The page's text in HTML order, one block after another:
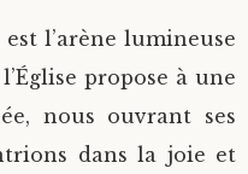
l’arène lumineuse
propose à une
nous ouvrant ses
dans la joie et